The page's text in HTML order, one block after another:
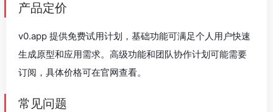
产品定价
v0.app 提供免费试用计划，基础功能可满足个人用户快速
生成原型和应用需求。高级功能和团队协作计划可能需要
订阅，具体价格可在官网查看。
常见问题